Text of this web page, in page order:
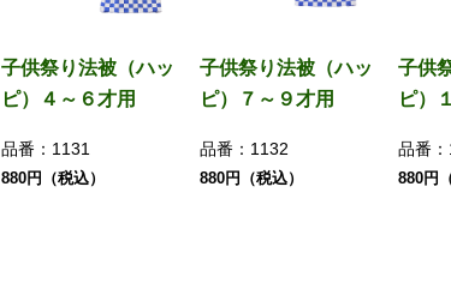
子供祭り法被（ハッ
ピ）４～６才用
品番： 1131
880円（税込）
子供祭り法被（ハッ
ピ）７～９才用
品番： 1132
880円（税込）
子供
ピ）
品番：
880円